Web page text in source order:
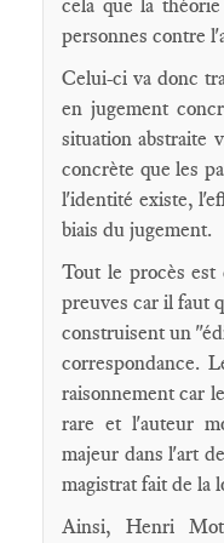
cela que la
personnes contre
Celui-ci va donc
en jugement
situation abstraite
concrète que les
l'identité existe,
biais du jugement.
Tout le procès
preuves car il faut
construisent un
correspondance.
raisonnement car
rare et l'auteur
majeur dans l'art
magistrat fait de la
Ainsi, Henri